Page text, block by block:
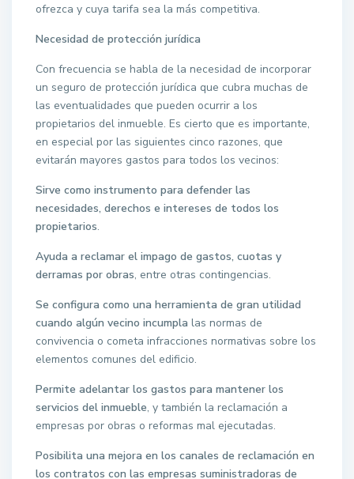
ofrezca y cuya tarifa sea la más competitiva.
Necesidad de protección jurídica
Con frecuencia se habla de la necesidad de incorporar
un seguro de protección jurídica que cubra muchas de
las eventualidades que pueden ocurrir a los
propietarios del inmueble. Es cierto que es importante,
en especial por las siguientes cinco razones, que
evitarán mayores gastos para todos los vecinos:
Sirve como instrumento para defender las
necesidades, derechos e intereses de todos los
propietarios.
Ayuda a reclamar el impago de gastos, cuotas y
derramas por obras, entre otras contingencias.
Se configura como una herramienta de gran utilidad
cuando algún vecino incumpla las normas de
convivencia o cometa infracciones normativas sobre los
elementos comunes del edificio.
Permite adelantar los gastos para mantener los
servicios del inmueble, y también la reclamación a
empresas por obras o reformas mal ejecutadas.
Posibilita una mejora en los canales de reclamación en
los contratos con las empresas suministradoras de